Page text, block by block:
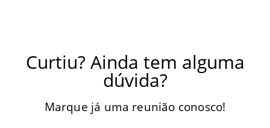
Curtiu? Ainda tem alguma
dúvida?
Marque já uma reunião conosco!